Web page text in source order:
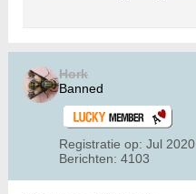
Hork
Banned
Registratie op: Jul 2020
Berichten: 4103